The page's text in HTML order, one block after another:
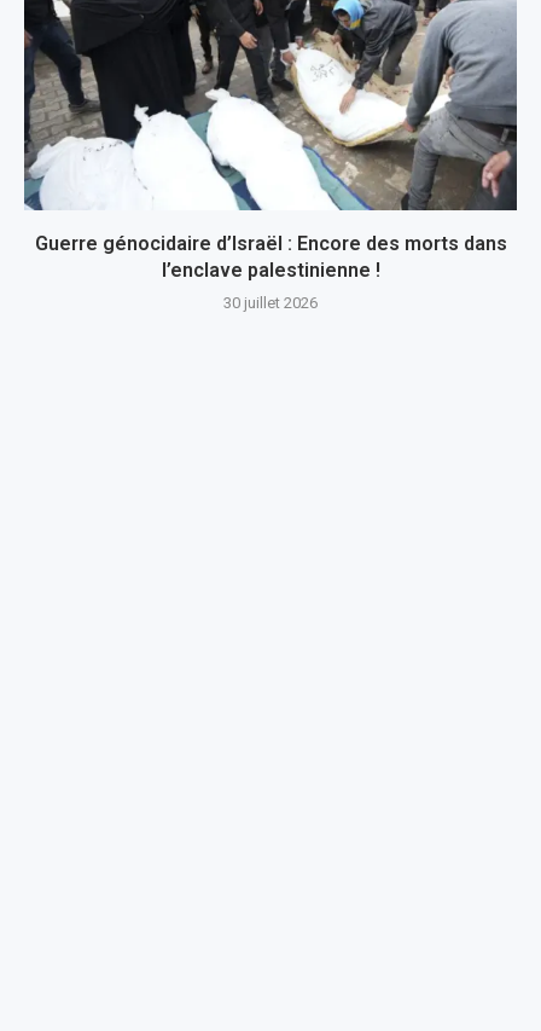
Guerre génocidaire d’Israël : Encore des morts dans
l’enclave palestinienne !
30 juillet 2026